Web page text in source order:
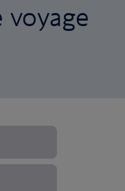
voyage